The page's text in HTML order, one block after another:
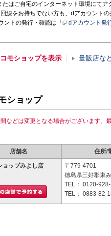
たはご自宅のインターネット環境にて
線をお持ちでない方も、dアカウントの
ントの発行・確認は「
dアカウント発
コモショップを表示 量販店な
ショップ
などは変更となる場合がございます。
店舗名 住所/
ョップみよし店
〒779-4701
徳島県三好郡東
TEL： 0120-
TEL： 0883-82-